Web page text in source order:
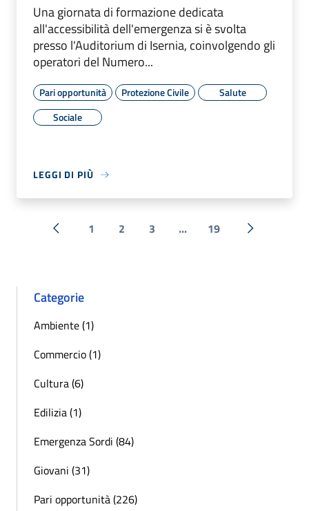
Una giornata di formazione dedicata
all'accessibilità dell'emergenza si è svolta
presso l'Auditorium di Isernia, coinvolgendo gli
operatori del Numero...
Pari opportunità Protezione Civile
Salute
Sociale
LEGGI DI PIÙ
« Precedente
1 2 3 ... 19 Successiva
Categorie
Ambiente (1)
Commercio (1)
Cultura (6)
Edilizia (1)
Emergenza Sordi (84)
Giovani (31)
Pari opportunità (226)